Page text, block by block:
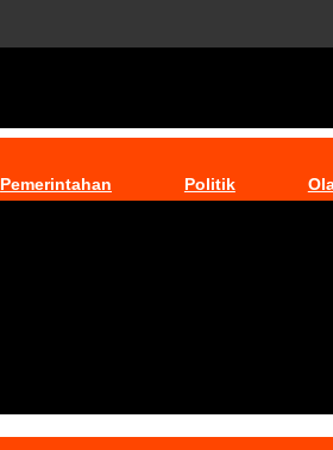
Pemerintahan Politik